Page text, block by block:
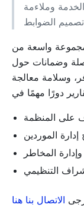
وملاءمة
مجموعة واسعة من
وضمانات حول
وسلامة معالجة
على المنظمة
إدارة الموردين
المخاطر
التنظيمي
الاتصال بنا هنا